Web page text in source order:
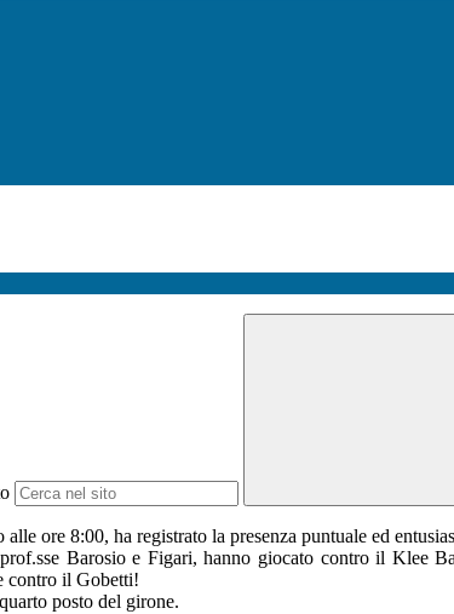
ore 8:00, ha registrato la presenza puntuale ed
Barosio e Figari, hanno giocato contro il Klee
contro il Gobetti!
posto del girone.